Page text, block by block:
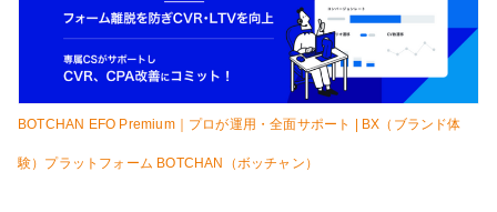
BOTCHAN EFO Premium｜プロが運用・全面サポート | BX（ブランド体
験）プラットフォーム BOTCHAN（ボッチャン）